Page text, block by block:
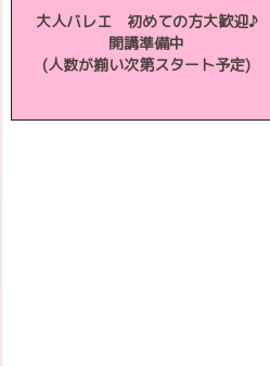
大人バレエ 初めての方大歓迎♪
開講準備中
(人数が揃い次第スタート予定)